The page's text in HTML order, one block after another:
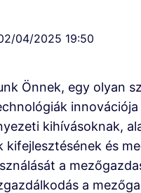
04/2025 19:50
Önnek, egy olyan
kihívásoknak,
és
a
a